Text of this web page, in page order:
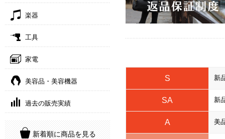
楽器
工具
家電
美容品・美容機器
過去の販売実績
新着順に商品を見る
S 新
SA 新
A 美